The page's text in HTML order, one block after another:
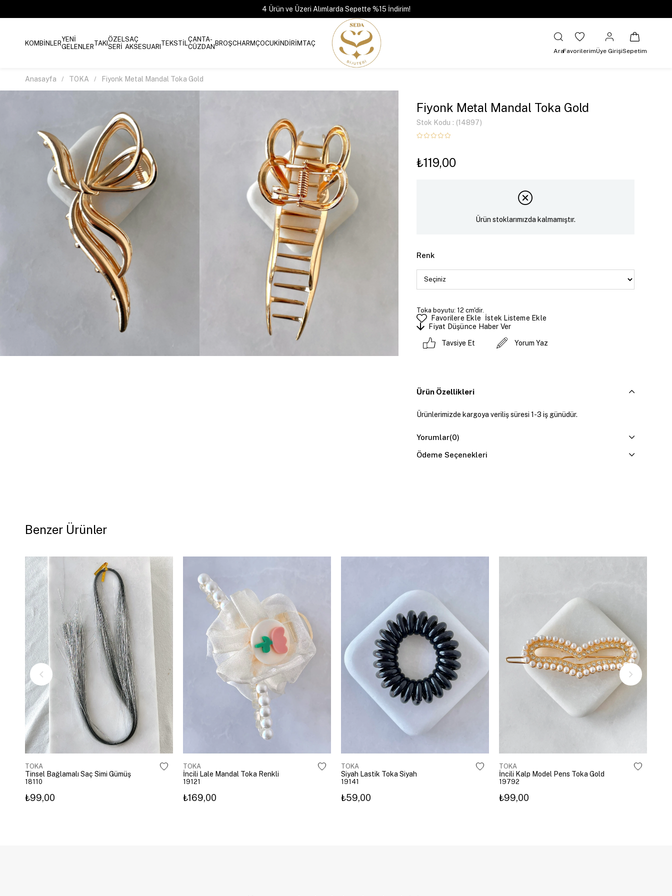
4 Ürün ve Üzeri Alımlarda Sepette %15 İndirim!
KOMBİNLERYENİ
GELENLERTAKIÖZEL
SERİ
SAÇ
AKSESUARI TEKSTİLÇANTA-
CÜZDANBROŞCHARMÇOCUKİNDİRİMTAÇ
AraFavorilerimÜye GirişiSepetim
Anasayfa TOKA Fiyonk Metal Mandal Toka Gold
Fiyonk Metal Mandal Toka Gold
Stok Kodu (14897)
₺119,00
Ürün stoklarımızda kalmamıştır.
Renk
Toka boyutu: 12 cm'dir.
Favorilere Ekle
İstek Listeme Ekle
Fiyat Düşünce Haber Ver
Tavsiye Et Yorum Yaz
Ürün Özellikleri
Ürünlerimizde kargoya veriliş süresi 1-3 iş günüdür.
Yorumlar(0)
Ödeme Seçenekleri
Benzer Ürünler
TOKA
Tinsel Bağlamalı Saç Simi Gümüş
18110
₺99,00
TOKA
İncili Lale Mandal Toka Renkli
19121
₺169,00
TOKA
Siyah Lastik Toka Siyah
19141
₺59,00
TOKA
İncili Kalp Model Pens Toka Gold
19792
₺99,00